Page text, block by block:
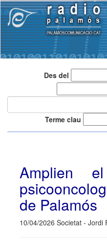
Des del
Terme clau
Amplien
de Palamós
10/04/2026 Societat - Jordi